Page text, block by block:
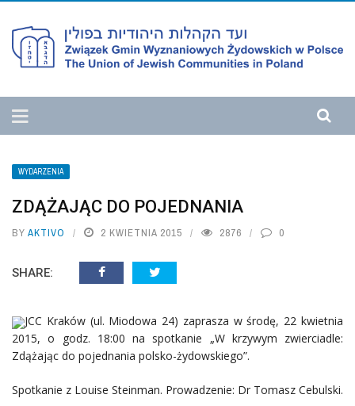
WYDARZENIA
ZDĄŻAJĄC DO POJEDNANIA
BY AKTIVO 2 KWIETNIA 2015 2876 0
SHARE:
JCC Kraków (ul. Miodowa 24) zaprasza w środę, 22 kwietnia
2015, o godz. 18:00 na spotkanie „W krzywym zwierciadle:
Zdążając do pojednania polsko-żydowskiego”.
Spotkanie z Louise Steinman. Prowadzenie: Dr Tomasz Cebulski.